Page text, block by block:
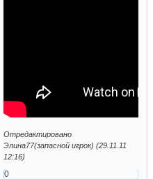
Отредактировано
Элина77(запасной игрок) (29.11.11
12:16)
0